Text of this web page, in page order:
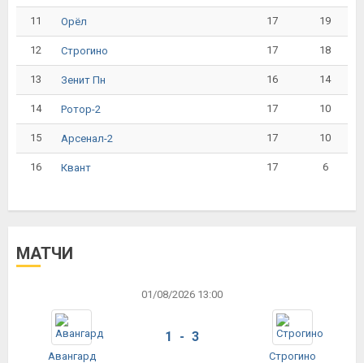
11 Орёл 17 19
12 Строгино 17 18
13 Зенит Пн 16 14
14 Ротор-2 17 10
15 Арсенал-2 17 10
16 Квант 17 6
МАТЧИ
01/08/2026 13:00
Авангард
1 - 3
Строгино